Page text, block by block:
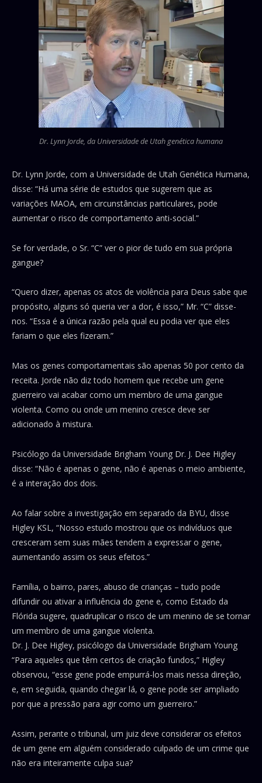
Dr. Lynn Jorde, da Universidade de Utah genética humana
Dr. Lynn Jorde, com a Universidade de Utah Genética Humana,
disse: “Há uma série de estudos que sugerem que as
variações MAOA, em circunstâncias particulares, pode
aumentar o risco de comportamento anti-social.”
Se for verdade, o Sr. “C” ver o pior de tudo em sua própria
gangue?
“Quero dizer, apenas os atos de violência para Deus sabe que
propósito, alguns só queria ver a dor, é isso,” Mr. “C” disse-
nos. “Essa é a única razão pela qual eu podia ver que eles
fariam o que eles fizeram.”
Mas os genes comportamentais são apenas 50 por cento da
receita. Jorde não diz todo homem que recebe um gene
guerreiro vai acabar como um membro de uma gangue
violenta. Como ou onde um menino cresce deve ser
adicionado à mistura.
Psicólogo da Universidade Brigham Young Dr. J. Dee Higley
disse: “Não é apenas o gene, não é apenas o meio ambiente,
é a interação dos dois.
Ao falar sobre a investigação em separado da BYU, disse
Higley KSL, “Nosso estudo mostrou que os indivíduos que
cresceram sem suas mães tendem a expressar o gene,
aumentando assim os seus efeitos.”
Família, o bairro, pares, abuso de crianças – tudo pode
difundir ou ativar a influência do gene e, como Estado da
Flórida sugere, quadruplicar o risco de um menino de se tornar
um membro de uma gangue violenta.
Dr. J. Dee Higley, psicólogo da Universidade Brigham Young
“Para aqueles que têm certos de criação fundos,” Higley
observou, “esse gene pode empurrá-los mais nessa direção,
e, em seguida, quando chegar lá, o gene pode ser ampliado
por que a pressão para agir como um guerreiro.”
Assim, perante o tribunal, um juiz deve considerar os efeitos
de um gene em alguém considerado culpado de um crime que
não era inteiramente culpa sua?